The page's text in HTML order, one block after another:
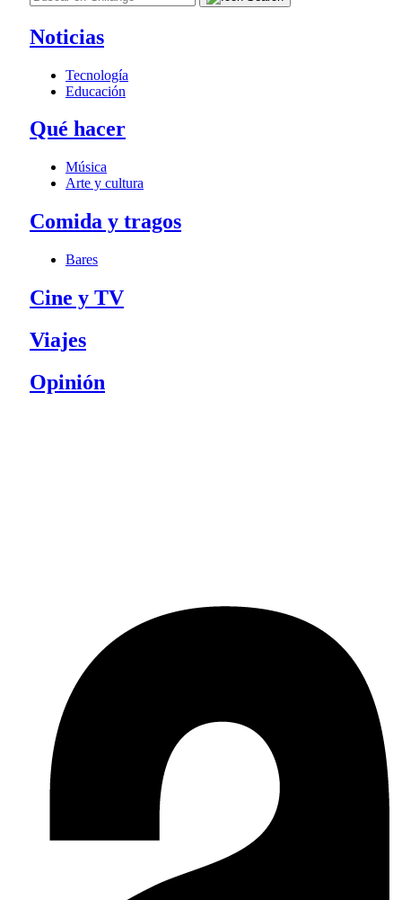
Noticias
Tecnología
Educación
Qué hacer
Música
Arte y cultura
Comida y tragos
Bares
Cine y TV
Viajes
Opinión